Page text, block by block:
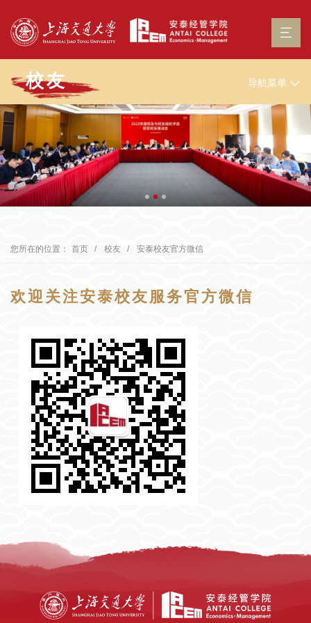
校友 导航菜单
您所在的位置： 首页 校友 安泰校友官方微信
欢迎关注安泰校友服务官方微信